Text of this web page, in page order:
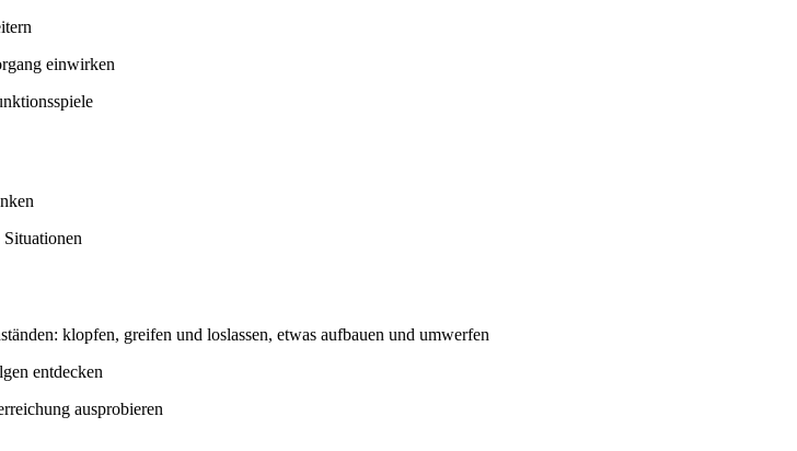
einwirken
klopfen, greifen und loslassen, etwas aufbauen und umwerfen
entdecken
ausprobieren